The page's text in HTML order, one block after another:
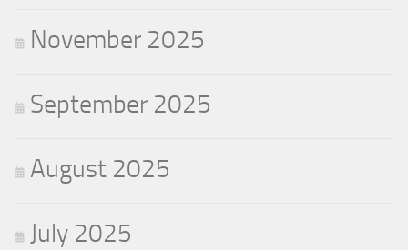
November 2025
September 2025
August 2025
July 2025